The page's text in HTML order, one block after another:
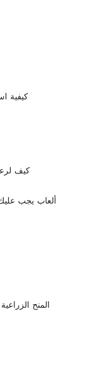
كيفية
كيف
18+ ألعاب يجب
المنح